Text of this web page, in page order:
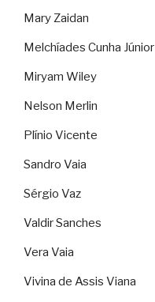
Mary Zaidan
Melchíades Cunha Júnior
Miryam Wiley
Nelson Merlin
Plínio Vicente
Sandro Vaia
Sérgio Vaz
Valdir Sanches
Vera Vaia
Vivina de Assis Viana